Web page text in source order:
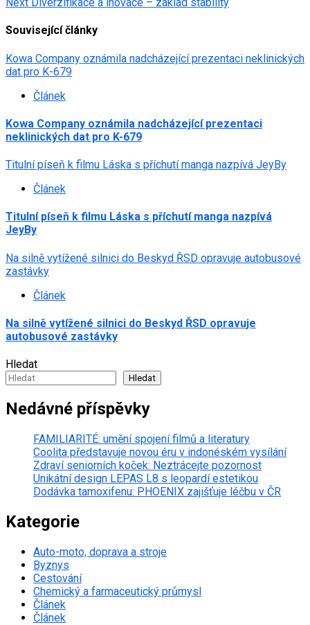
Související články
Kowa Company oznámila nadcházející prezentaci neklinických
dat pro K-679
Článek
Kowa Company oznámila nadcházející prezentaci
neklinických dat pro K-679
Titulní píseň k filmu Láska s příchutí manga nazpívá JeyBy
Článek
Titulní píseň k filmu Láska s příchutí manga nazpívá
JeyBy
Na silně vytížené silnici do Beskyd ŘSD opravuje autobusové
zastávky
Článek
Na silně vytížené silnici do Beskyd ŘSD opravuje
autobusové zastávky
Hledat
Hledat
Nedávné příspěvky
FAMILIARITÉ: umění spojení filmů a literatury
Coolita představuje novou éru v indonéském vysílání
Zdraví seniorních koček: Neztrácejte pozornost
Unikátní design LEPAS L8 s leopardí estetikou
Dodávka tamoxifenu: PHOENIX zajišťuje léčbu v ČR
Kategorie
Auto-moto, doprava a stroje
Byznys
Cestování
Chemický a farmaceutický průmysl
Článek
Článek